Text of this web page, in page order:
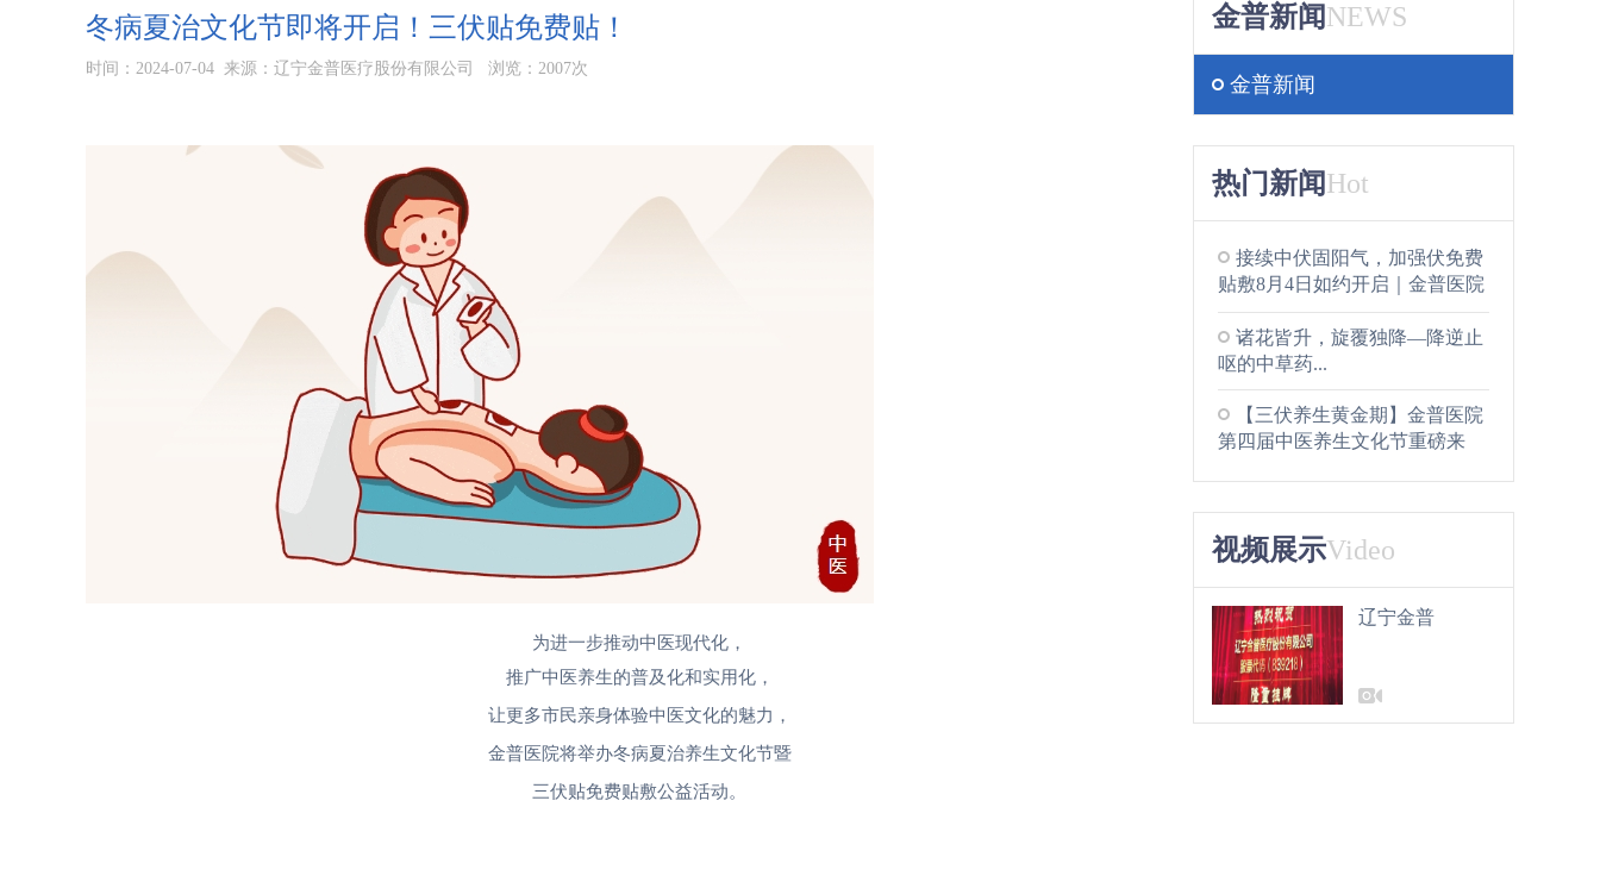
冬病夏治文化节即将开启！三伏贴免费贴！
时间：2024-07-04 来源：辽宁金普医疗股份有限公司 浏览：2007次
为进一步推动中医现代化，
推广中医养生的普及化和实用化，
让更多市民亲身体验中医文化的魅力，
金普医院将举办冬病夏治养生文化节暨
三伏贴免费贴敷公益活动。
金普新闻NEWS
金普新闻
热门新闻Hot
接续中伏固阳气，加强伏免费
贴敷8月4日如约开启｜金普医院
三伏公益持续惠民...
诸花皆升，旋覆独降—降逆止
呕的中草药...
【三伏养生黄金期】金普医院
第四届中医养生文化节重磅来
视频展示Video
辽宁金普